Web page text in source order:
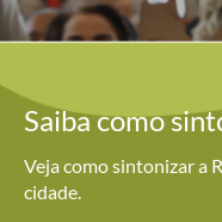
Saiba como
Veja como sintonizar a
cidade.